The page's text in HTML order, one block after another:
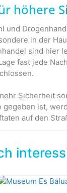
höhere
und
in der
sind hier
fast jede
Sicherheit
ist,
auf den